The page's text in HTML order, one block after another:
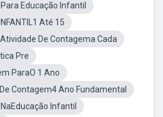
Educação Infantil
Até 15
Atividade De Contagema Cada
Pre
ParaO 1 Ano
Contagem4 Ano Fundamental
Infantil